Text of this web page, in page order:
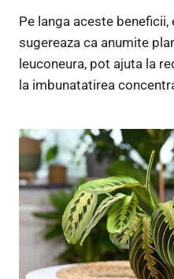
Pe langa aceste
sugereaza ca anumite
leuconeura, pot ajuta la
la imbunatatirea